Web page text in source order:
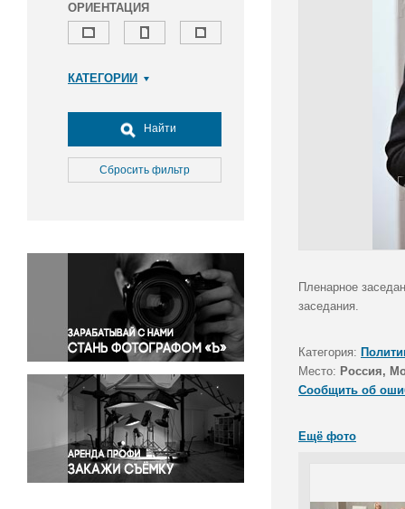
ОРИЕНТАЦИЯ
КАТЕГОРИИ
Досуг, туризм и отдых
Культура
Медицина
Окружающая среда
Политика
Правосудие
Происшествия и конфликты
Религия
Светская жизнь
Спорт
Экология
Экономика и бизнес
Найти
Сбросить фильтр
Пленарное
заседания.
Категория:
Место: Россия,
Сообщить об
Ещё фото